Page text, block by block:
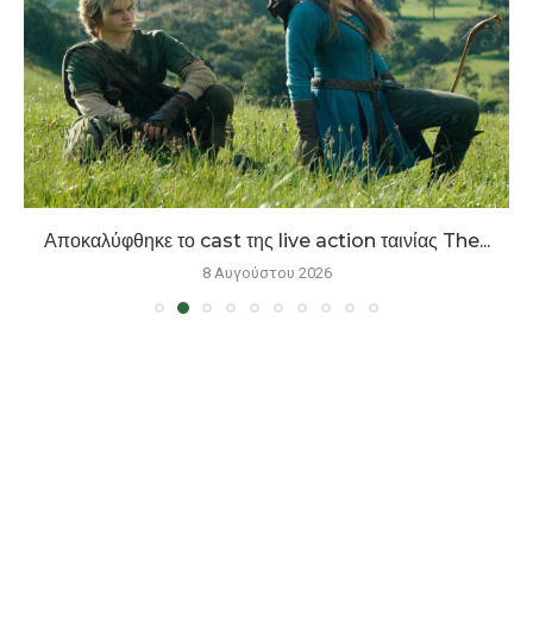
Αποκαλύφθηκε το cast της live action ταινίας The...
8 Αυγούστου 2026